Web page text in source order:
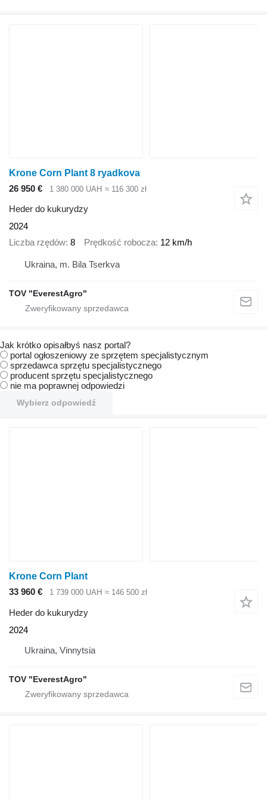
Krone Corn Plant 8 ryadkova
26 950 €
1 380 000 UAH ≈ 116 300 zł
Heder do kukurydzy
2024
Liczba rzędów 8 Prędkość robocza 12 km/h
Ukraina, m. Bila Tserkva
TOV "EverestAgro"
Jak krótko opisałbyś nasz portal?
portal ogłoszeniowy ze sprzętem specjalistycznym
sprzedawca sprzętu specjalistycznego
producent sprzętu specjalistycznego
nie ma poprawnej odpowiedzi
Wybierz odpowiedź
Krone Corn Plant
33 960 €
1 739 000 UAH ≈ 146 500 zł
Heder do kukurydzy
2024
Ukraina, Vinnytsia
TOV "EverestAgro"